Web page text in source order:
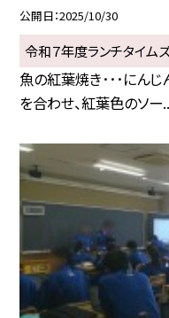
公開日 2025/10/30
令和７年度ランチタイム
魚の紅葉焼き･･･にんじ
を合わせ、紅葉色のソー